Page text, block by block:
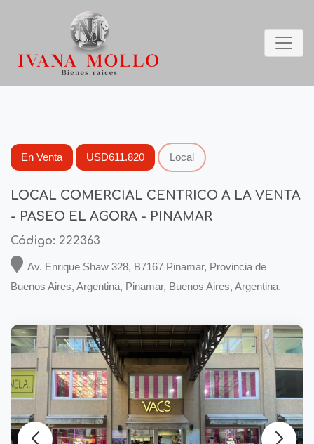
En Venta USD611.820 Local
LOCAL COMERCIAL CENTRICO A LA VENTA
- PASEO EL AGORA - PINAMAR
Código: 222363
Av. Enrique Shaw 328, B7167 Pinamar, Provincia de
Buenos Aires, Argentina, Pinamar, Buenos Aires, Argentina.